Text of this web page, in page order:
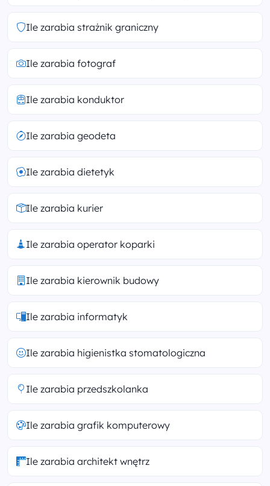
Ile zarabia strażnik graniczny
Ile zarabia fotograf
Ile zarabia konduktor
Ile zarabia geodeta
Ile zarabia dietetyk
Ile zarabia kurier
Ile zarabia operator koparki
Ile zarabia kierownik budowy
Ile zarabia informatyk
Ile zarabia higienistka stomatologiczna
Ile zarabia przedszkolanka
Ile zarabia grafik komputerowy
Ile zarabia architekt wnętrz